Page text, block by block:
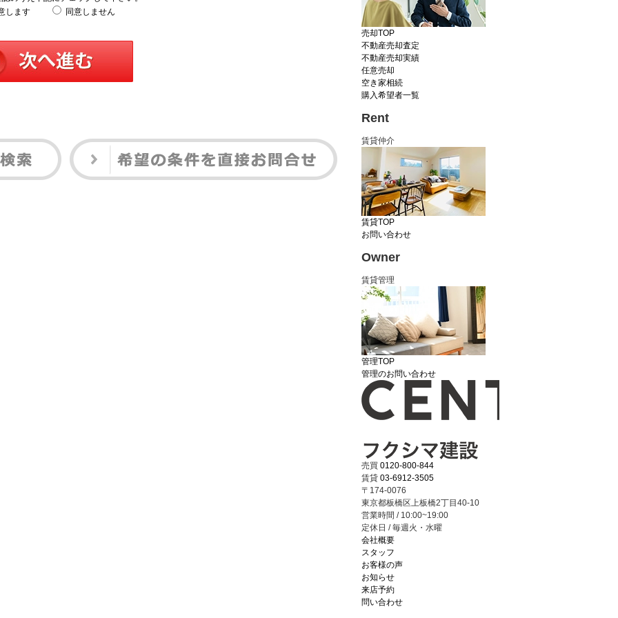
します
同意しません
売却TOP
不動産売却査定
不動産売却実績
任意売却
空き家相続
購入希望者一覧
Rent
賃貸仲介
賃貸TOP
お問い合わせ
Owner
賃貸管理
管理TOP
管理のお問い合わせ
売買 0120-800-844
賃貸 03-6912-3505
〒174-0076
東京都板橋区上板橋2丁目40-10
営業時間 / 10:00~19:00
定休日 / 毎週火・水曜
会社概要
スタッフ
お客様の声
お知らせ
来店予約
問い合わせ